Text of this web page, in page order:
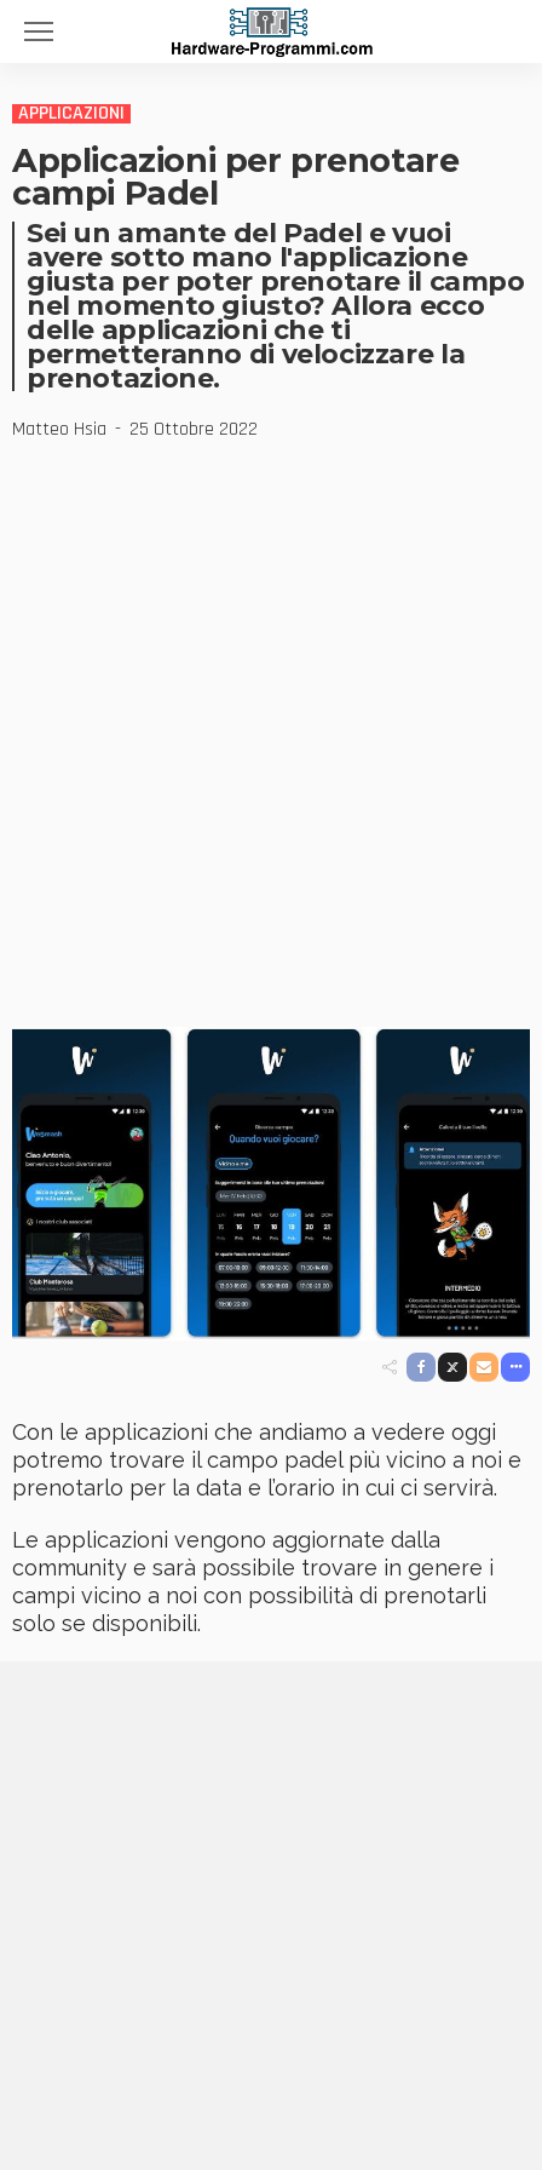
APPLICAZIONI
Applicazioni per prenotare
campi Padel
Sei un amante del Padel e vuoi
avere sotto mano l'applicazione
giusta per poter prenotare il campo
nel momento giusto? Allora ecco
delle applicazioni che ti
permetteranno di velocizzare la
prenotazione.
Matteo Hsia 25 Ottobre 2022
Con le applicazioni che andiamo a vedere oggi
potremo trovare il campo padel più vicino a noi e
prenotarlo per la data e l’orario in cui ci servirà.
Le applicazioni vengono aggiornate dalla
community e sarà possibile trovare in genere i
campi vicino a noi con possibilità di prenotarli
solo se disponibili.